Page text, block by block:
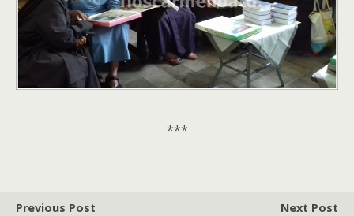
***
Previous Post
Next Post